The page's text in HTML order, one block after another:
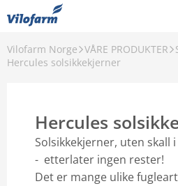
Vilofarm Norge VÅRE PRODUKTER
Hercules solsikkekjerner
Hercules
Solsikkekjerner, uten skall
- etterlater ingen rester!
Det er mange ulike
OM OSS
VÅRE MERKEVARER
VÅRE PRODUKTER
PCO